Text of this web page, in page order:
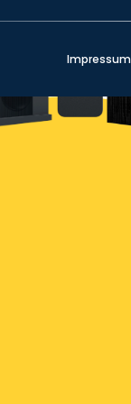
Impressum